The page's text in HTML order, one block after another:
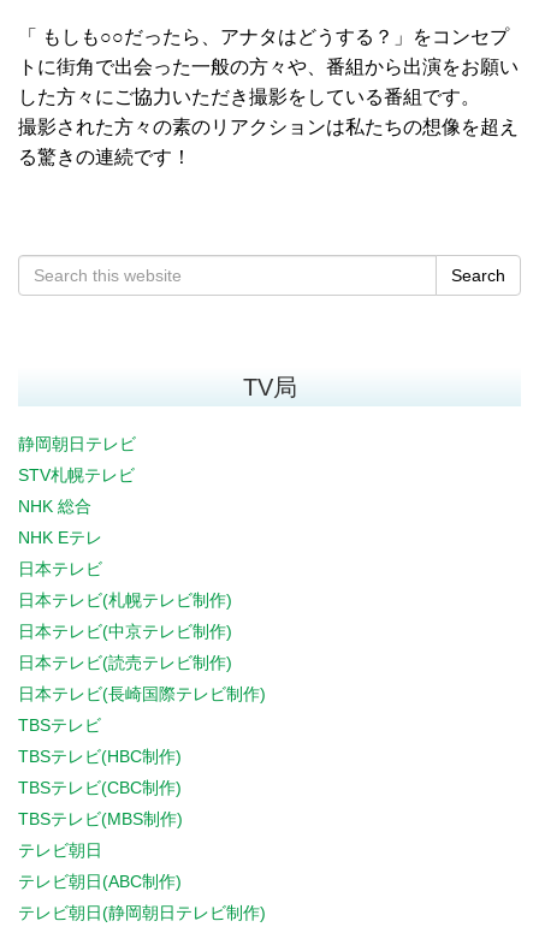
「 もしも○○だったら、アナタはどうする？」をコンセプ
トに街角で出会った一般の方々や、番組から出演をお願い
した方々にご協力いただき撮影をしている番組です。
撮影された方々の素のリアクションは私たちの想像を超え
る驚きの連続です！
Search
TV局
静岡朝日テレビ
STV札幌テレビ
NHK 総合
NHK Eテレ
日本テレビ
日本テレビ(札幌テレビ制作)
日本テレビ(中京テレビ制作)
日本テレビ(読売テレビ制作)
日本テレビ(長崎国際テレビ制作)
TBSテレビ
TBSテレビ(HBC制作)
TBSテレビ(CBC制作)
TBSテレビ(MBS制作)
テレビ朝日
テレビ朝日(ABC制作)
テレビ朝日(静岡朝日テレビ制作)